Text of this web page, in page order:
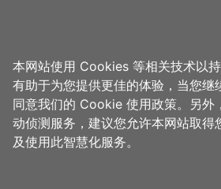
首页 > 想去的地方 > 住宿 > 福容大饭店-桃
福容大饭店-
边景点
本网站使用 Cookies 等相关技术以
有助于为您提供更佳的体验，当您继
同意我们的 Cookie 使用政策。另外
动侦测服务，建议您允许本网站取得
及使用此智慧化服务。